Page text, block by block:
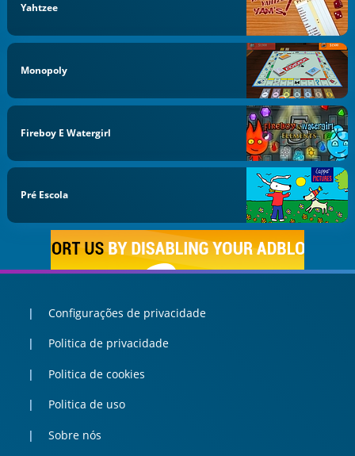
Yahtzee
Monopoly
Fireboy E Watergirl
Pré Escola
Configurações de privacidade
Politica de privacidade
Politica de cookies
Politica de uso
Sobre nós